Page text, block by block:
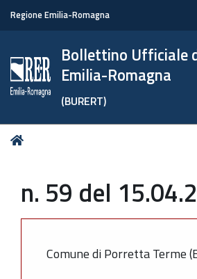
Regione Emilia-Romagna
Bollettino Ufficiale
Emilia-Romagna
(BURERT)
Tu
n. 59 del
Comune di Porretta Terme